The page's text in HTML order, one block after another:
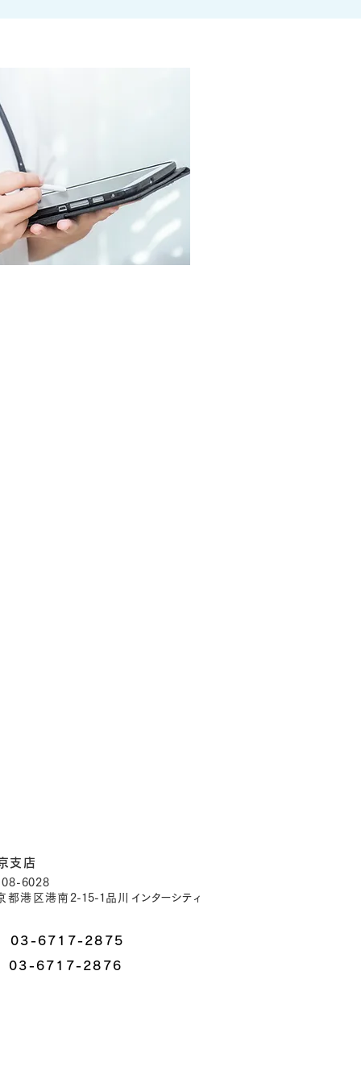
支店
6028
都港区港南 2-15-1 品川 インターシティ
03-6717-2875
03-6717-2876